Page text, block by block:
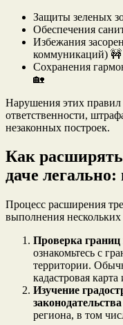
Защиты зеленых
Обеспечения
Избежания
коммуникаций) 🚧
Сохранения
🏡
Нарушения этих правил
ответственности,
незаконных построек.
Как
даче
Процесс расширения
выполнения нескольких
Проверка
ознакомьтесь с
территории.
кадастровая
Изучение
законодательства
региона, в том